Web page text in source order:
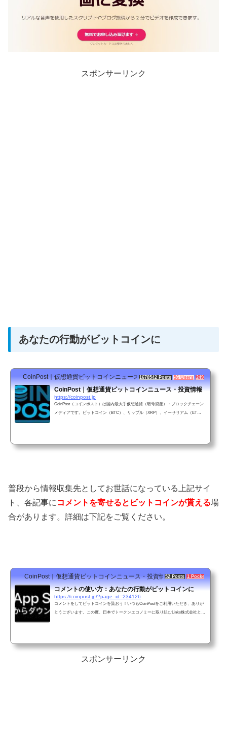
スポンサーリンク
あなたの行動がビットコインに
CoinPost｜仮想通貨ビットコインニュース・投資情報
1678542 Posts 56 Users 249 Pockets
CoinPost｜仮想通貨ビットコインニュース・投資情報
https://coinpost.jp
CoinPost（コインポスト）は国内最大手仮想通貨（暗号資産）・ブロックチェーン
メディアです。ビットコイン（BTC）、リップル（XRP）、イーサリアム（ET
普段から情報収集先としてお世話になっている上記サイ
ト、各記事に コメントを寄せるとビットコインが貰える場
合があります。詳細は下記をご覧ください。
CoinPost｜仮想通貨ビットコインニュース・投資情報52 Posts 1 Pocket
コメントの使い方：あなたの行動がビットコインに
https://coinpost.jp/?page_id=234126
コメントをしてビットコインを貰おう！いつもCoinPostをご利用いただき、ありが
とうございます。この度、日本でトークンエコノミーに取り組むLinks株式会社と提
スポンサーリンク